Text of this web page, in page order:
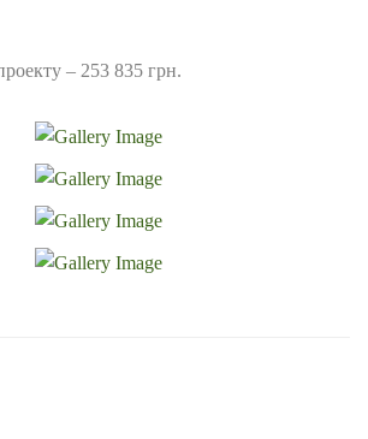
– 253 835 грн.